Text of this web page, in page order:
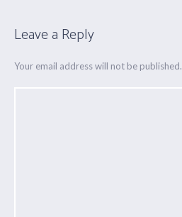
Leave a Reply
Your email address will not be published.